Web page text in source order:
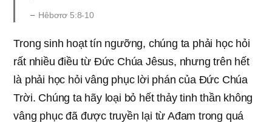
Hêbơrơ 5:8-10
Trong sinh hoạt tín ngưỡng, chúng ta phải học hỏi
rất nhiều điều từ Đức Chúa Jêsus, nhưng trên hết
là phải học hỏi vâng phục lời phán của Đức Chúa
Trời. Chúng ta hãy loại bỏ hết thảy tinh thần không
vâng phục đã được truyền lại từ Ađam trong quá